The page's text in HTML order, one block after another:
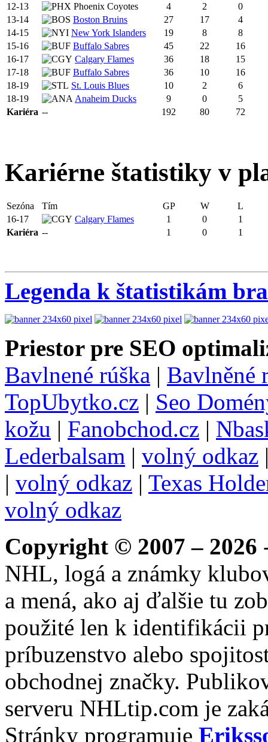
12-13
Phoenix Coyotes 4 2
0
13-14
Boston Bruins 27 17
4
14-15
New York Islanders 19 8
8
15-16
Buffalo Sabres 45 22
16
16-17
Calgary Flames 36 18
15
17-18
Buffalo Sabres 36 10
16
18-19
St. Louis Blues 10 2
6
18-19
Anaheim Ducks 9 0
5
Kariéra -- 192 80 72
Kariérne štatistiky v
Sezóna Tím GP W
L
16-17
Calgary Flames 1 0
1
Kariéra -- 1 0 1
Legenda k štatistikám
Priestor pre SEO
Bavlnené rúška | Bavlněné
TopUbytko.cz | Seo
kožu | Fanobchod.cz |
Lederbalsam | volný odkaz
| volný odkaz | Texas
volný odkaz
Copyright © 2007 – 2026
NHL, logá a známky
a mená, ako aj ďalšie tu
použité len k identifikácii
príbuzenstvo alebo
obchodnej značky.
serveru NHLtip.com je
Stránky programuje